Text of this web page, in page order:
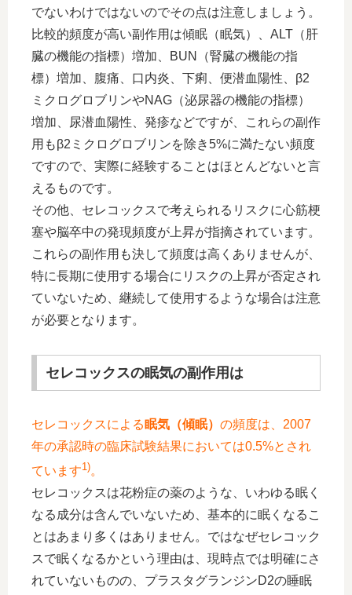
でないわけではないのでその点は注意しましょう。
比較的頻度が高い副作用は傾眠（眠気）、ALT（肝
臓の機能の指標）増加、BUN（腎臓の機能の指
標）増加、腹痛、口内炎、下痢、便潜血陽性、β2
ミクログロブリンやNAG（泌尿器の機能の指標）
増加、尿潜血陽性、発疹などですが、これらの副作
用もβ2ミクログロブリンを除き5%に満たない頻度
ですので、実際に経験することはほとんどないと言
えるものです。
その他、セレコックスで考えられるリスクに心筋梗
塞や脳卒中の発現頻度が上昇が指摘されています。
これらの副作用も決して頻度は高くありませんが、
特に長期に使用する場合にリスクの上昇が否定され
ていないため、継続して使用するような場合は注意
が必要となります。
セレコックスの眠気の副作用は
セレコックスによる眠気（傾眠） の頻度は、2007
年の承認時の臨床試験結果においては0.5%とされ
ています1)。
セレコックスは花粉症の薬のような、いわゆる眠く
なる成分は含んでいないため、基本的に眠くなるこ
とはあまり多くはありません。ではなぜセレコック
スで眠くなるかという理由は、現時点では明確にさ
れていないものの、プラスタグランジンD2の睡眠